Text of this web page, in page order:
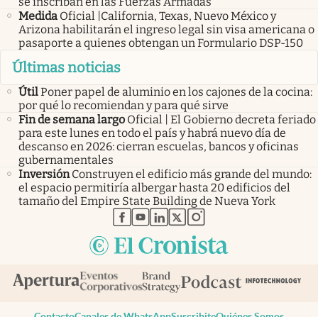
Medida Oficial |California, Texas, Nuevo México y
Arizona habilitarán el ingreso legal sin visa americana o
pasaporte a quienes obtengan un Formulario DSP-150
Últimas noticias
ÚtilPoner papel de aluminio en los cajones de la cocina:
por qué lo recomiendan y para qué sirve
Fin de semana largo Oficial | El Gobierno decreta feriado
para este lunes en todo el país y habrá nuevo día de
descanso en 2026: cierran escuelas, bancos y oficinas
gubernamentales
Inversión Construyen el edificio más grande del mundo:
el espacio permitiría albergar hasta 20 edificios del
tamaño del Empire State Building de Nueva York
abre en nueva pestaña
abre en nueva pestaña
abre en nueva pestaña
abre en nueva pestaña
abre en nueva pestaña